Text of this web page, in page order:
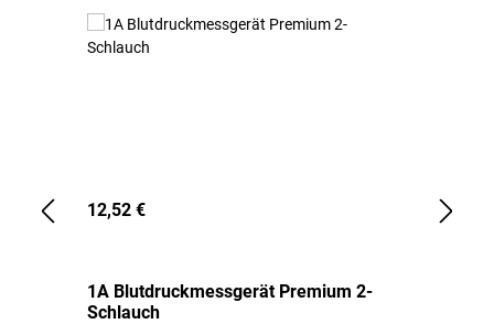
12,52 €
1A Blutdruckmessgerät Premium 2-
Schlauch